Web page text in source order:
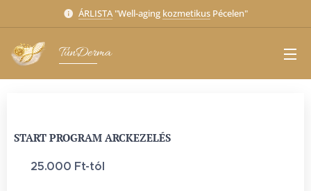
ÁRLISTA "Well-aging kozmetikus Pécelen"
TünDerma
START PROGRAM ARCKEZELÉS
25.000 Ft-tól